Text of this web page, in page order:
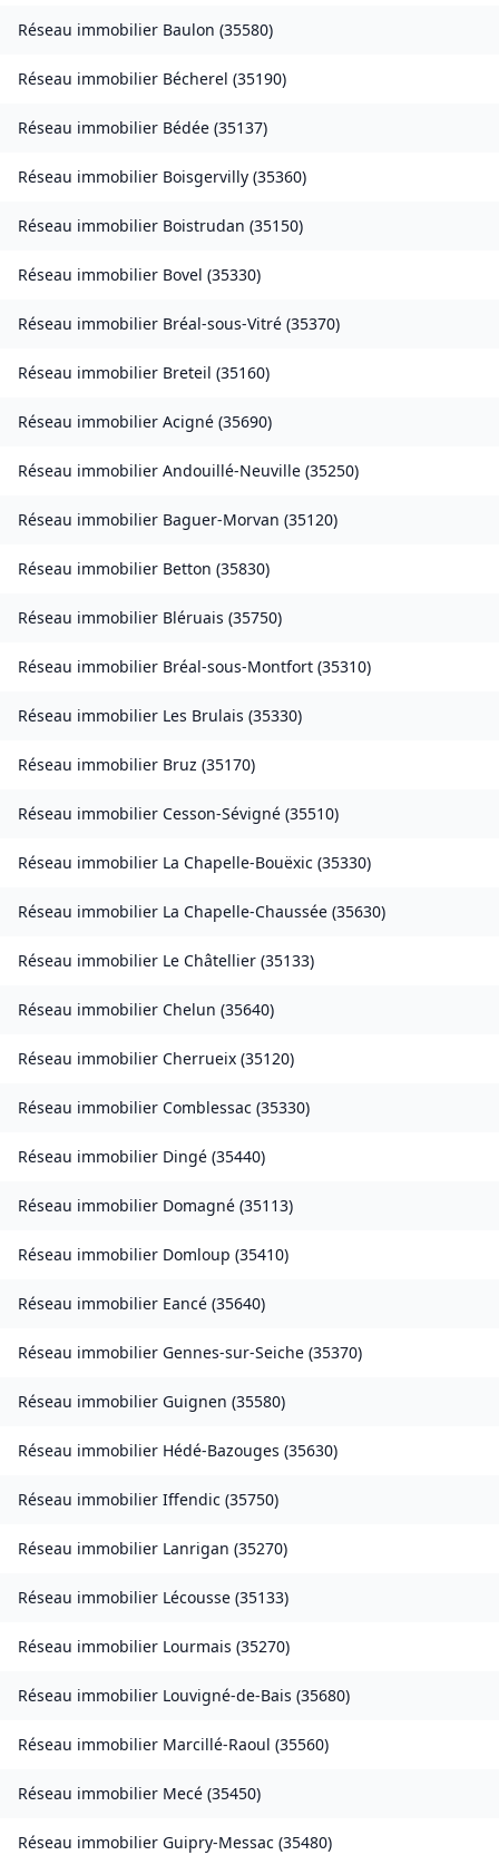
Réseau immobilier Baulon (35580)
Réseau immobilier Bécherel (35190)
Réseau immobilier Bédée (35137)
Réseau immobilier Boisgervilly (35360)
Réseau immobilier Boistrudan (35150)
Réseau immobilier Bovel (35330)
Réseau immobilier Bréal-sous-Vitré (35370)
Réseau immobilier Breteil (35160)
Réseau immobilier Acigné (35690)
Réseau immobilier Andouillé-Neuville (35250)
Réseau immobilier Baguer-Morvan (35120)
Réseau immobilier Betton (35830)
Réseau immobilier Bléruais (35750)
Réseau immobilier Bréal-sous-Montfort (35310)
Réseau immobilier Les Brulais (35330)
Réseau immobilier Bruz (35170)
Réseau immobilier Cesson-Sévigné (35510)
Réseau immobilier La Chapelle-Bouëxic (35330)
Réseau immobilier La Chapelle-Chaussée (35630)
Réseau immobilier Le Châtellier (35133)
Réseau immobilier Chelun (35640)
Réseau immobilier Cherrueix (35120)
Réseau immobilier Comblessac (35330)
Réseau immobilier Dingé (35440)
Réseau immobilier Domagné (35113)
Réseau immobilier Domloup (35410)
Réseau immobilier Eancé (35640)
Réseau immobilier Gennes-sur-Seiche (35370)
Réseau immobilier Guignen (35580)
Réseau immobilier Hédé-Bazouges (35630)
Réseau immobilier Iffendic (35750)
Réseau immobilier Lanrigan (35270)
Réseau immobilier Lécousse (35133)
Réseau immobilier Lourmais (35270)
Réseau immobilier Louvigné-de-Bais (35680)
Réseau immobilier Marcillé-Raoul (35560)
Réseau immobilier Mecé (35450)
Réseau immobilier Guipry-Messac (35480)